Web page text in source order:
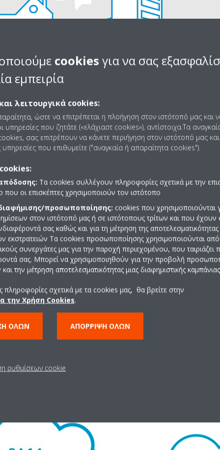
κατά την επιλογή
αντλίας θερμότητας;
το 75 % της δωρεάν θερμότητας από τον αέρα, το νερό ή το
του εμπορικού σας κτιρίου*. Η ποσότητα ενέργειας
καταναλώνεται. Μια αντλία θερμότητας συνήθως παράγει 4
να μειώνεται έτσι σημαντικά ο λογαριασμός αερίου κάθε
μεταξύ 35 και 49 % από το ενεργειακό κόστος και έως 85 %
λέβητα αερίου και κλιματιστικού μηχανήματος. Τα
τους λέβητες αερίου αναφορικά με τη μείωση των εκπομπών
για την συγκεκριμένη κατάσταση εξαρτάται από πολλούς
κ.λπ. Για τον υπολογισμό της μείωσης στη δική σας περίπτωση
.
cookies για να σας
εμπειρία
λειτουργικά cookies:
ώστε να επιτρέπεται η πλοήγηση στον ιστότοπό μας και
υπηρεσίες που ζητάτε («ελάχιαστ cookies»), αντίστοιχα.Τα
σας επιτρέπουν να κάνετε περιήγηση στον ιστότοπό μας
υπηρεσίες που επιθυμείτε ("αναγκαία ή απαραίτητα cookies").
Τα cookies συλλέγουν πληροφορίες σχετικά με την
που οι επισκέπτες χρησιμοποιούν τον ιστότοπο
προσωποποίησης: cookies που χρησιμοποιούνται
στον ιστότοπό μας ή σε ιστότοπους τρίτων και που έχουν
σας καθώς και για τη μέτρηση της
εκστρατειών Τα cookies προσωποποίησης χρησιμοποιούνται
συνεργάτες μας για την παροχή περιεχομένου, που ταιριάζει
σας. Μπορεί να χρησιμοποιηθούν για την προβολή
την μέτρηση αποτελεσματικότητας μιας διαφημιστικής καμπάνιας
πληροφορίες σχετικά με τα cookies μας, θα βρείτε στην
την Χρήση Cookies.
ΌΛΩΝ ΑΠΌΡΡΙΨΗ ΌΛΩΝ
ρυθμίσεων cookie